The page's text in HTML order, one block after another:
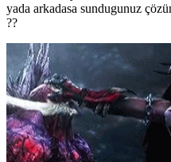
yada arkadasa sundugunuz
??